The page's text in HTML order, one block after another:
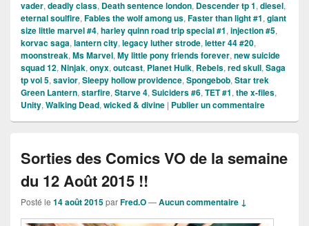
vader, deadly class, Death sentence london, Descender tp 1, diesel,
eternal soulfire, Fables the wolf among us, Faster than light #1, giant
size little marvel #4, harley quinn road trip special #1, injection #5,
korvac saga, lantern city, legacy luther strode, letter 44 #20,
moonstreak, Ms Marvel, My little pony friends forever, new suicide
squad 12, Ninjak, onyx, outcast, Planet Hulk, Rebels, red skull, Saga
tp vol 5, savior, Sleepy hollow providence, Spongebob, Star trek
Green Lantern, starfire, Starve 4, Suiciders #6, TET #1, the x-files,
Unity, Walking Dead, wicked & divine | Publier un commentaire
Sorties des Comics VO de la semaine
du 12 Août 2015 !!
Posté le 14 août 2015parFred.O—Aucun commentaire ↓